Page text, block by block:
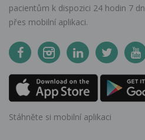
pacientům k dispozici 24 hodin 7
přes mobilní aplikaci.
Stáhněte si mobilní aplikaci